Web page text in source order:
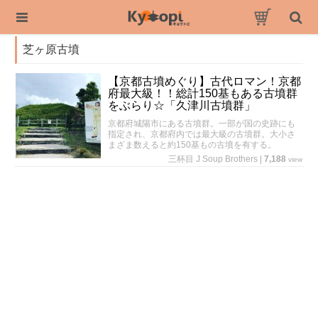
芝ヶ原古墳
【京都古墳めぐり】古代ロマン！京都
府最大級！！総計150基もある古墳群
をぶらり☆「久津川古墳群」
京都府城陽市にある古墳群。一部が国の史跡にも
指定され、京都府内では最大級の古墳群。大小さ
まざま数えると約150基もの古墳を有する。
三杯目 J Soup Brothers
7,188 view